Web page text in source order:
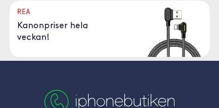
REA
Kanonpriser hela
veckan!